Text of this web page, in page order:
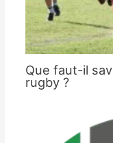
Que faut-il
rugby ?